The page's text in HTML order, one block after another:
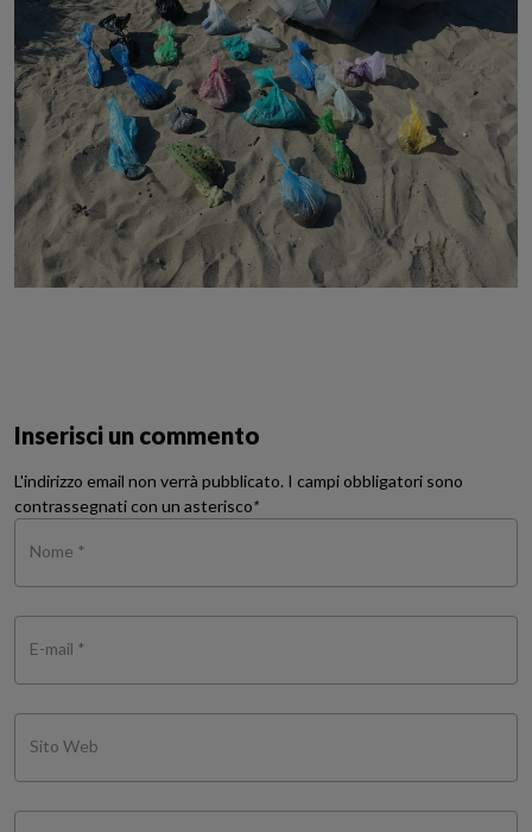
Inserisci un commento
L'indirizzo email non verrà pubblicato. I campi obbligatori sono
contrassegnati con un asterisco*
Nome *
E-mail *
Sito Web